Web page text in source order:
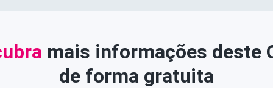
mais informações deste
de forma gratuita